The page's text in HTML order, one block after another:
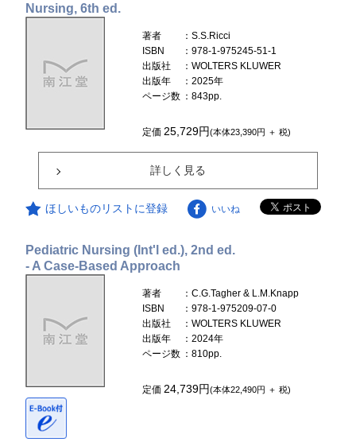
Nursing, 6th ed.
著者
：S.S.Ricci
ISBN
：978-1-975245-51-1
出版社
：WOLTERS KLUWER
出版年
：2025年
ページ数 ：843pp.
定価25,729円(本体23,390円 ＋ 税)
詳しく見る
ほしいものリストに登録 いいね
Pediatric Nursing (Int'l ed.), 2nd ed.
- A Case-Based Approach
著者
：C.G.Tagher & L.M.Knapp
ISBN
：978-1-975209-07-0
出版社
：WOLTERS KLUWER
出版年
：2024年
ページ数 ：810pp.
定価24,739円(本体22,490円 ＋ 税)